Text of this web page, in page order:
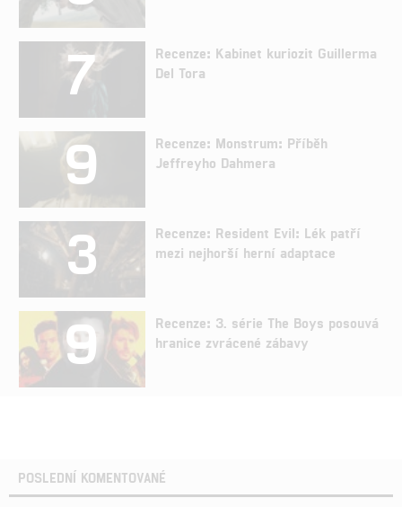
7
Recenze: Kabinet kuriozit Guillerma
Del Tora
9
Recenze: Monstrum: Příběh
Jeffreyho Dahmera
3
Recenze: Resident Evil: Lék patří
mezi nejhorší herní adaptace
9
Recenze: 3. série The Boys posouvá
hranice zvrácené zábavy
POSLEDNÍ KOMENTOVANÉ